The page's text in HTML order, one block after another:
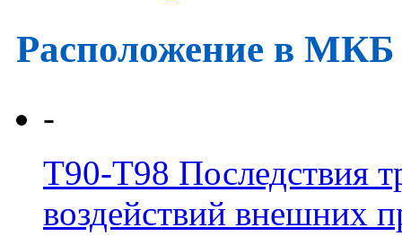
Расположение в
-
T90-T98 Последствия
воздействий внешних